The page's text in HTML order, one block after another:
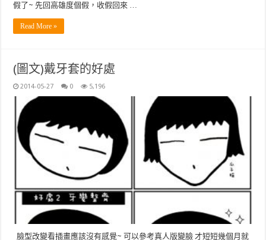
假了~ 先回高雄度個假，收假回來 …
Read More »
(圖文)戴牙套的好處
2014-05-27 0 5,196
臉型改變看插畫應該沒有感覺~ 可以參考真人版變臉 才短短幾個月就